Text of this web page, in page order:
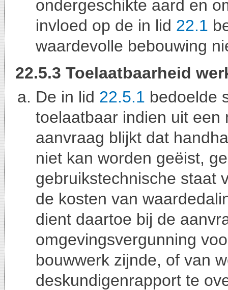
ondergeschikte aard en
invloed op de in lid 22.1
waardevolle bebouwing
22.5.3 Toelaatbaarheid
De in lid 22.5.1 bedoelde
toelaatbaar indien uit
aanvraag blijkt dat
niet kan worden geëist,
gebruikstechnische staat
de kosten van
dient daartoe bij de
omgevingsvergunning
bouwwerk zijnde, of van
deskundigenrapport te